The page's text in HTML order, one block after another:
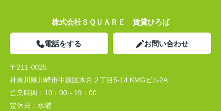
株式会社ＳＱＵＡＲＥ 賃貸ひろば
電話をする お問い合わせ
〒211-0025
神奈川県川崎市中原区木月２丁目5-14 KMGビル2A
営業時間： 10：00～19：00
定休日： 水曜